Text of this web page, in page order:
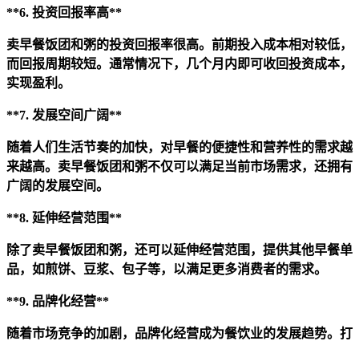
**6. 投资回报率高**
卖早餐饭团和粥的投资回报率很高。前期投入成本相对较低，
而回报周期较短。通常情况下，几个月内即可收回投资成本，
实现盈利。
**7. 发展空间广阔**
随着人们生活节奏的加快，对早餐的便捷性和营养性的需求越
来越高。卖早餐饭团和粥不仅可以满足当前市场需求，还拥有
广阔的发展空间。
**8. 延伸经营范围**
除了卖早餐饭团和粥，还可以延伸经营范围，提供其他早餐单
品，如煎饼、豆浆、包子等，以满足更多消费者的需求。
**9. 品牌化经营**
随着市场竞争的加剧，品牌化经营成为餐饮业的发展趋势。打